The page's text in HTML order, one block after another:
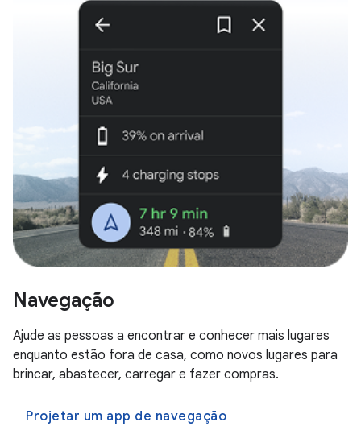
Navegação
Ajude as pessoas a encontrar e conhecer mais lugares
enquanto estão fora de casa, como novos lugares para
brincar, abastecer, carregar e fazer compras.
Projetar um app de navegação